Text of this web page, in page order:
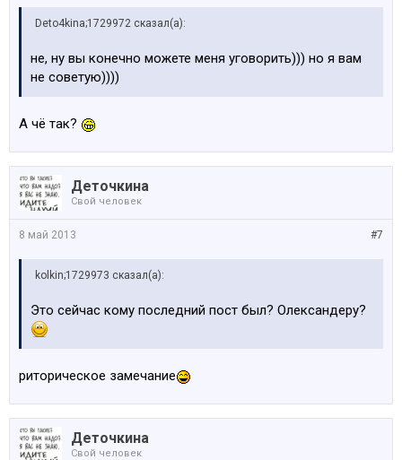
Deto4kina;1729972 сказал(а):
не, ну вы конечно можете меня уговорить))) но я вам
не советую))))
А чё так?
Деточкина
Свой человек
#7
8 май 2013
kolkin;1729973 сказал(а):
Это сейчас кому последний пост был? Олександеру?
риторическое замечание
Деточкина
Свой человек